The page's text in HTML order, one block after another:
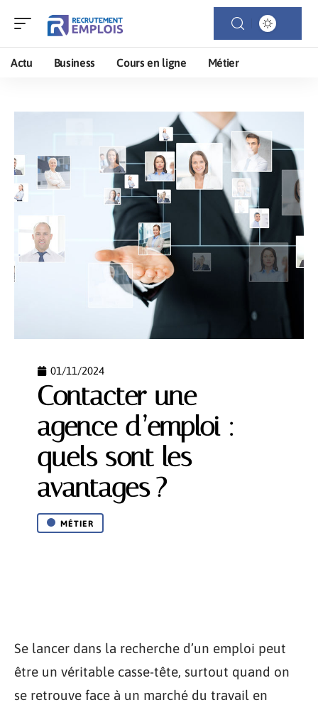
Actu Business Cours en ligne Métier
01/11/2024
Contacter une
agence d’emploi :
quels sont les
avantages ?
MÉTIER
Se lancer dans la recherche d’un emploi peut
être un véritable casse-tête, surtout quand on
se retrouve face à un marché du travail en